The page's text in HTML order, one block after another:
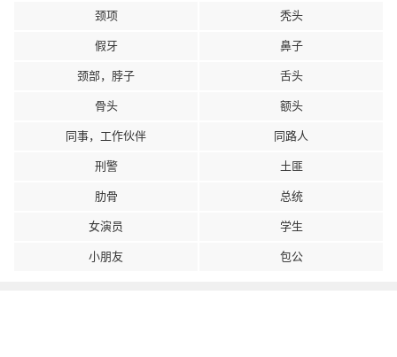
颈项 秃头
假牙 鼻子
颈部，脖子 舌头
骨头 额头
同事，工作伙伴 同路人
刑警 土匪
肋骨 总统
女演员 学生
小朋友 包公